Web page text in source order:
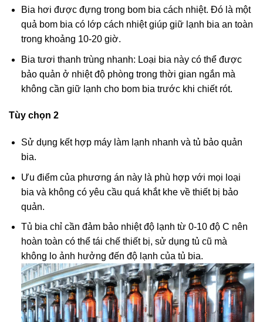
Bia hơi được đựng trong bom bia cách nhiệt. Đó là một
quả bom bia có ​​lớp cách nhiệt giúp giữ lạnh bia an toàn
trong khoảng 10-20 giờ.
Bia tươi thanh trùng nhanh: Loại bia này có thể được
bảo quản ở nhiệt độ phòng trong thời gian ngắn mà
không cần giữ lạnh cho bom bia trước khi chiết rót.
Tùy chọn 2
Sử dụng kết hợp máy làm lạnh nhanh và tủ bảo quản
bia.
Ưu điểm của phương án này là phù hợp với mọi loại
bia và không có yêu cầu quá khắt khe về thiết bị bảo
quản.
Tủ bia chỉ cần đảm bảo nhiệt độ lạnh từ 0-10 độ C nên
hoàn toàn có thể tái chế thiết bị, sử dụng tủ cũ mà
không lo ảnh hưởng đến độ lạnh của tủ bia.